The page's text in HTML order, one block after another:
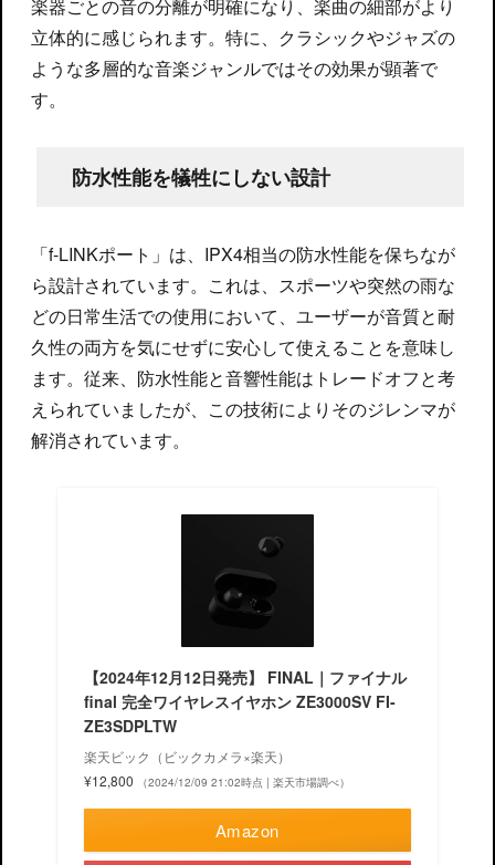
楽器ごとの音の分離が明確になり、楽曲の細部がより
立体的に感じられます。特に、クラシックやジャズの
ような多層的な音楽ジャンルではその効果が顕著で
す。
防水性能を犠牲にしない設計
「f-LINKポート」は、IPX4相当の防水性能を保ちなが
ら設計されています。これは、スポーツや突然の雨な
どの日常生活での使用において、ユーザーが音質と耐
久性の両方を気にせずに安心して使えることを意味し
ます。従来、防水性能と音響性能はトレードオフと考
えられていましたが、この技術によりそのジレンマが
解消されています。
【2024年12月12日発売】 FINAL｜ファイナル
final 完全ワイヤレスイヤホン ZE3000SV FI-
ZE3SDPLTW
楽天ビック（ビックカメラ×楽天）
¥12,800
（2024/12/09 21:02時点 | 楽天市場調べ）
Amazon